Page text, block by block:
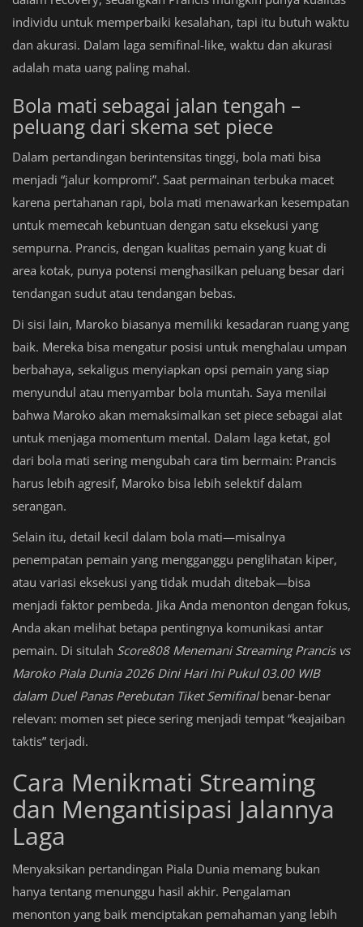
individu untuk memperbaiki kesalahan, tapi itu butuh waktu
dan akurasi. Dalam laga semifinal-like, waktu dan akurasi
adalah mata uang paling mahal.
Bola mati sebagai jalan tengah –
peluang dari skema set piece
Dalam pertandingan berintensitas tinggi, bola mati bisa
menjadi “jalur kompromi”. Saat permainan terbuka macet
karena pertahanan rapi, bola mati menawarkan kesempatan
untuk memecah kebuntuan dengan satu eksekusi yang
sempurna. Prancis, dengan kualitas pemain yang kuat di
area kotak, punya potensi menghasilkan peluang besar dari
tendangan sudut atau tendangan bebas.
Di sisi lain, Maroko biasanya memiliki kesadaran ruang yang
baik. Mereka bisa mengatur posisi untuk menghalau umpan
berbahaya, sekaligus menyiapkan opsi pemain yang siap
menyundul atau menyambar bola muntah. Saya menilai
bahwa Maroko akan memaksimalkan set piece sebagai alat
untuk menjaga momentum mental. Dalam laga ketat, gol
dari bola mati sering mengubah cara tim bermain: Prancis
harus lebih agresif, Maroko bisa lebih selektif dalam
serangan.
Selain itu, detail kecil dalam bola mati—misalnya
penempatan pemain yang mengganggu penglihatan kiper,
atau variasi eksekusi yang tidak mudah ditebak—bisa
menjadi faktor pembeda. Jika Anda menonton dengan fokus,
Anda akan melihat betapa pentingnya komunikasi antar
pemain. Di situlah Score808 Menemani Streaming Prancis vs
Maroko Piala Dunia 2026 Dini Hari Ini Pukul 03.00 WIB
dalam Duel Panas Perebutan Tiket Semifinalbenar-benar
relevan: momen set piece sering menjadi tempat “keajaiban
taktis” terjadi.
Cara Menikmati Streaming
dan Mengantisipasi Jalannya
Laga
Menyaksikan pertandingan Piala Dunia memang bukan
hanya tentang menunggu hasil akhir. Pengalaman
menonton yang baik menciptakan pemahaman yang lebih